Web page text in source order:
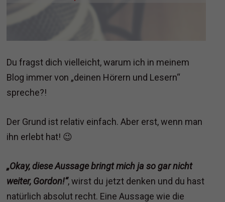
Du fragst dich vielleicht, warum ich in meinem
Blog immer von „deinen Hörern und Lesern“
spreche?!
Der Grund ist relativ einfach. Aber erst, wenn man
ihn erlebt hat! 😉
„Okay, diese Aussage bringt mich ja so gar nicht
weiter, Gordon!“, wirst du jetzt denken und du hast
natürlich absolut recht. Eine Aussage wie die